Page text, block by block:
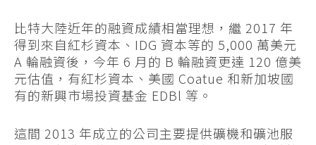
比特大陸近年的融資成績相當理想，繼 2017 年
得到來自紅杉資本、IDG 資本等的 5,000 萬美元
A 輪融資後，今年 6 月的 B 輪融資更達 120 億美
元估值，有紅杉資本、美國 Coatue 和新加坡國
有的新興市場投資基金 EDBl 等。
這間 2013 年成立的公司主要提供礦機和礦池服